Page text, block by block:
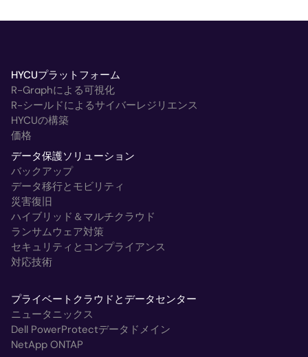
HYCUプラットフォーム
R-Graphによる可視化
R-シールドによるサイバーレジリエンス
HYCUの構築
価格
データ保護ソリューション
バックアップ
データ移行とモビリティ
災害復旧
ハイブリッド＆マルチクラウド
ランサムウェア対策
セキュリティとコンプライアンス
対応技術
プライベートクラウドとデータセンター
ニュータニックス
Dell PowerProtectデータドメイン
NetApp ONTAP